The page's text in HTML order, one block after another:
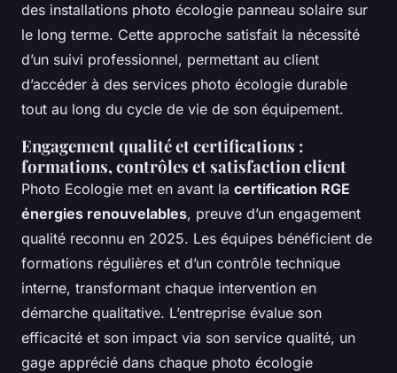
des installations photo écologie panneau solaire sur
le long terme. Cette approche satisfait la nécessité
d’un suivi professionnel, permettant au client
d’accéder à des services photo écologie durable
tout au long du cycle de vie de son équipement.
Engagement qualité et certifications :
formations, contrôles et satisfaction client
Photo Ecologie met en avant la certification RGE
énergies renouvelables, preuve d’un engagement
qualité reconnu en 2025. Les équipes bénéficient de
formations régulières et d’un contrôle technique
interne, transformant chaque intervention en
démarche qualitative. L’entreprise évalue son
efficacité et son impact via son service qualité, un
gage apprécié dans chaque photo écologie